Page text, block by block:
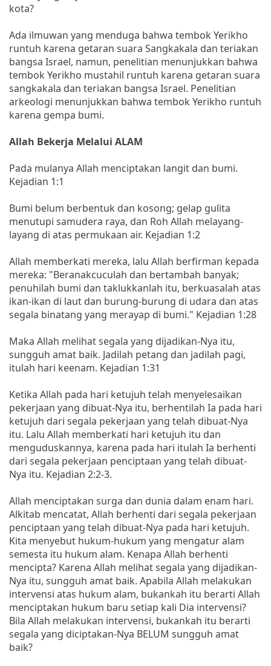
kota?
Ada ilmuwan yang menduga bahwa tembok Yerikho
runtuh karena getaran suara Sangkakala dan teriakan
bangsa Israel, namun, penelitian menunjukkan bahwa
tembok Yerikho mustahil runtuh karena getaran suara
sangkakala dan teriakan bangsa Israel. Penelitian
arkeologi menunjukkan bahwa tembok Yerikho runtuh
karena gempa bumi.
Allah Bekerja Melalui ALAM
Pada mulanya Allah menciptakan langit dan bumi.
Kejadian 1:1
Bumi belum berbentuk dan kosong; gelap gulita
menutupi samudera raya, dan Roh Allah melayang-
layang di atas permukaan air. Kejadian 1:2
Allah memberkati mereka, lalu Allah berfirman kepada
mereka: "Beranakcuculah dan bertambah banyak;
penuhilah bumi dan taklukkanlah itu, berkuasalah atas
ikan-ikan di laut dan burung-burung di udara dan atas
segala binatang yang merayap di bumi." Kejadian 1:28
Maka Allah melihat segala yang dijadikan-Nya itu,
sungguh amat baik. Jadilah petang dan jadilah pagi,
itulah hari keenam. Kejadian 1:31
Ketika Allah pada hari ketujuh telah menyelesaikan
pekerjaan yang dibuat-Nya itu, berhentilah Ia pada hari
ketujuh dari segala pekerjaan yang telah dibuat-Nya
itu. Lalu Allah memberkati hari ketujuh itu dan
menguduskannya, karena pada hari itulah Ia berhenti
dari segala pekerjaan penciptaan yang telah dibuat-
Nya itu. Kejadian 2:2-3.
Allah menciptakan surga dan dunia dalam enam hari.
Alkitab mencatat, Allah berhenti dari segala pekerjaan
penciptaan yang telah dibuat-Nya pada hari ketujuh.
Kita menyebut hukum-hukum yang mengatur alam
semesta itu hukum alam. Kenapa Allah berhenti
mencipta? Karena Allah melihat segala yang dijadikan-
Nya itu, sungguh amat baik. Apabila Allah melakukan
intervensi atas hukum alam, bukankah itu berarti Allah
menciptakan hukum baru setiap kali Dia intervensi?
Bila Allah melakukan intervensi, bukankah itu berarti
segala yang diciptakan-Nya BELUM sungguh amat
baik?